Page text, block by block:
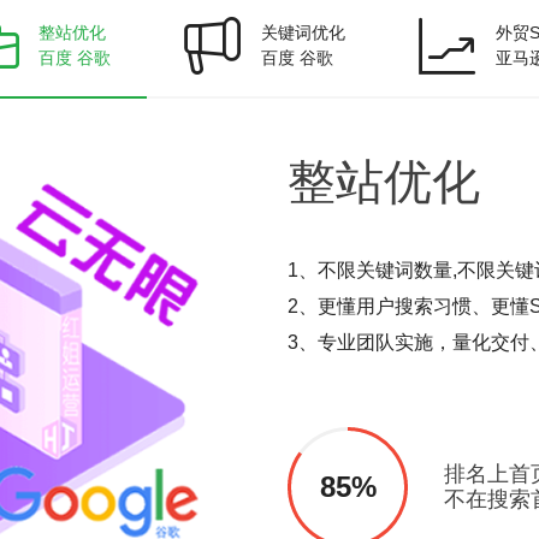
整站优化
百度 谷歌
关键词优化
百度 谷歌
外贸
亚马
整站优化
1、不限关键词数量,不限关
2、更懂用户搜索习惯、更懂
3、专业团队实施，量化交付
85%
排名上首
不在搜索